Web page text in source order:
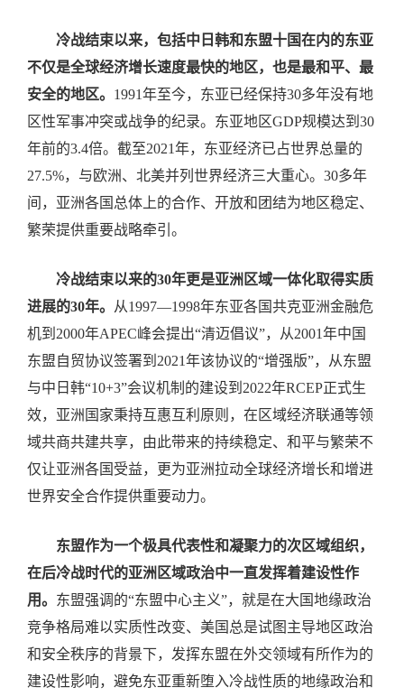
冷战结束以来，包括中日韩和东盟十国在内的东亚
不仅是全球经济增长速度最快的地区，也是最和平、最
安全的地区。 1991年至今，东亚已经保持30多年没有地
区性军事冲突或战争的纪录。东亚地区GDP规模达到30
年前的3.4倍。截至2021年，东亚经济已占世界总量的
27.5%，与欧洲、北美并列世界经济三大重心。30多年
间，亚洲各国总体上的合作、开放和团结为地区稳定、
繁荣提供重要战略牵引。
冷战结束以来的30年更是亚洲区域一体化取得实质
进展的30年。
从1997—1998年东亚各国共克亚洲金融危
机到2000年APEC峰会提出“清迈倡议”，从2001年中国
东盟自贸协议签署到2021年该协议的“增强版”，从东盟
与中日韩“10+3”会议机制的建设到2022年RCEP正式生
效，亚洲国家秉持互惠互利原则，在区域经济联通等领
域共商共建共享，由此带来的持续稳定、和平与繁荣不
仅让亚洲各国受益，更为亚洲拉动全球经济增长和增进
世界安全合作提供重要动力。
东盟作为一个极具代表性和凝聚力的次区域组织，
在后冷战时代的亚洲区域政治中一直发挥着建设性作
用。 东盟强调的“东盟中心主义”，就是在大国地缘政治
竞争格局难以实质性改变、美国总是试图主导地区政治
和安全秩序的背景下，发挥东盟在外交领域有所作为的
建设性影响，避免东亚重新堕入冷战性质的地缘政治和